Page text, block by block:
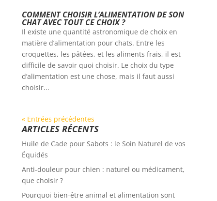
COMMENT CHOISIR L’ALIMENTATION DE SON
CHAT AVEC TOUT CE CHOIX ?
Il existe une quantité astronomique de choix en
matière d’alimentation pour chats. Entre les
croquettes, les pâtées, et les aliments frais, il est
difficile de savoir quoi choisir. Le choix du type
d’alimentation est une chose, mais il faut aussi
choisir...
« Entrées précédentes
ARTICLES RÉCENTS
Huile de Cade pour Sabots : le Soin Naturel de vos
Équidés
Anti-douleur pour chien : naturel ou médicament,
que choisir ?
Pourquoi bien-être animal et alimentation sont